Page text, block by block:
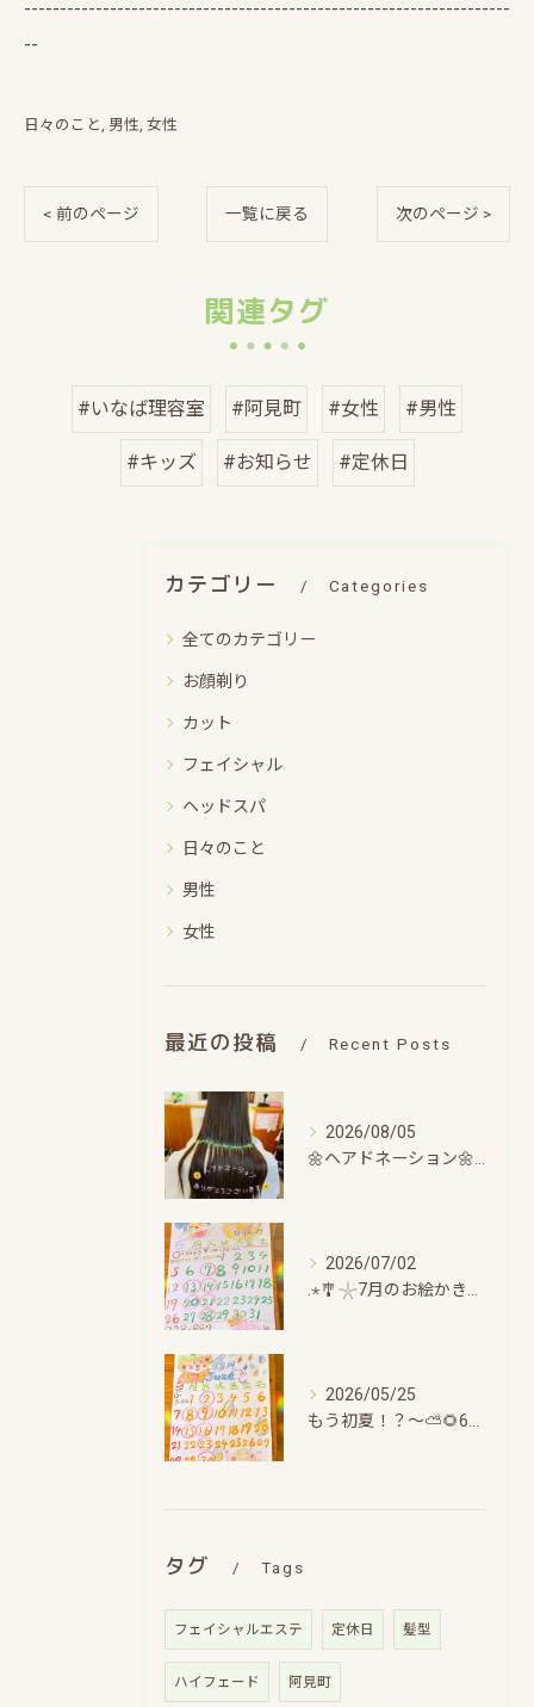
--------------------------------------------------------------------
--
日々のこと 男性 女性
< 前のページ 一覧に戻る 次のページ >
関連タグ
#いなば理容室 #阿見町 #女性 #男性
#キッズ #お知らせ #定休日
カテゴリー Categories
全てのカテゴリー
お顔剃り
カット
フェイシャル
ヘッドスパ
日々のこと
男性
女性
最近の投稿 Recent Posts
2026/08/05
🌼ヘアドネーション🌼〜チョキチョキほのぼのタイム～
2026/07/02
.⋆🎐𓇼7月のお絵かきカレンダー🎐𓇼.⋆～ひと息ついてちょこっと日記～
2026/05/25
もう初夏！？〜⛅🌻6月のお絵かきカレンダー🌻⛅～
タグ Tags
フェイシャルエステ 定休日 髪型
ハイフェード 阿見町